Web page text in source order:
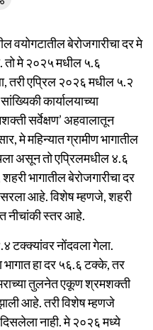
वयोगटातील बेरोजगारीचा दर मे
तो मे २०२५ मधील ५.६
तरी एप्रिल २०२६ मधील ५.२
कार्यालयाच्या
सर्वेक्षण’ अहवालातून
मे महिन्यात ग्रामीण भागातील
असून तो एप्रिलमधील ४.६
भागातील बेरोजगारीचा दर
आहे. विशेष म्हणजे, शहरी
नीचांकी स्तर आहे.
टक्क्यांवर नोंदवला गेला.
भागात हा दर ५६.६ टक्के, तर
तुलनेत एकूण श्रमशक्ती
आहे. तरी विशेष म्हणजे
नाही. मे २०२६ मध्ये